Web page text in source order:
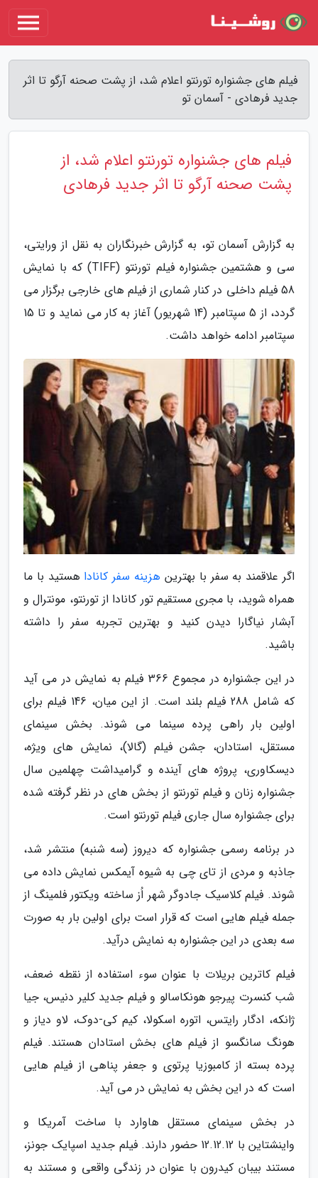
فیلم های جشنواره تورنتو اعلام شد، از پشت صحنه آرگو تا اثر
جدید فرهادی - آسمان تو
فیلم های جشنواره تورنتو اعلام شد، از
پشت صحنه آرگو تا اثر جدید فرهادی
به گزارش آسمان تو، به گزارش خبرنگاران به نقل از ورایتی،
سی و هشتمین جشنواره فیلم تورنتو (TIFF) که با نمایش
58 فیلم داخلی در کنار شماری از فیلم های خارجی برگزار می
گردد، از 5 سپتامبر (14 شهریور) آغاز به کار می نماید و تا 15
سپتامبر ادامه خواهد داشت.
اگر علاقمند به سفر با بهترین هزینه سفر کانادا هستید با ما
همراه شوید، با مجری مستقیم تور کانادا از تورنتو، مونترال و
آبشار نیاگارا دیدن کنید و بهترین تجربه سفر را داشته
باشید.
در این جشنواره در مجموع 366 فیلم به نمایش در می آید
که شامل 288 فیلم بلند است. از این میان، 146 فیلم برای
اولین بار راهی پرده سینما می شوند. بخش سینمای
مستقل، استادان، جشن فیلم (گالا)، نمایش های ویژه،
دیسکاوری، پروژه های آینده و گرامیداشت چهلمین سال
جشنواره زنان و فیلم تورنتو از بخش های در نظر گرفته شده
برای جشنواره سال جاری فیلم تورنتو است.
در برنامه رسمی جشنواره که دیروز (سه شنبه) منتشر شد،
جاذبه و مردی از تای چی به شیوه آیمکس نمایش داده می
شوند. فیلم کلاسیک جادوگر شهر اُز ساخته ویکتور فلمینگ از
جمله فیلم هایی است که قرار است برای اولین بار به صورت
سه بعدی در این جشنواره به نمایش درآید.
فیلم کاترین بریلات با عنوان سوء استفاده از نقطه ضعف،
شب کنسرت پیرجو هونکاسالو و فیلم جدید کلیر دنیس، جیا
ژانکه، ادگار رایتس، اتوره اسکولا، کیم کی-دوک، لاو دیاز و
هونگ سانگسو از فیلم های بخش استادان هستند. فیلم
پرده بسته از کامبوزیا پرتوی و جعفر پناهی از فیلم هایی
است که در این بخش به نمایش در می آید.
در بخش سینمای مستقل هاوارد با ساخت آمریکا و
واینشتاین با 12.12.12 حضور دارند. فیلم جدید اسپایک جونز،
مستند بیبان کیدرون با عنوان در زندگی واقعی و مستند به